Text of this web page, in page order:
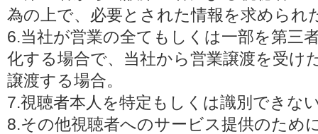
為の上で、必要とされた情報を求められ
6.当社が営業の全てもしくは一部を第三
化する場合で、当社から営業譲渡を受け
譲渡する場合。
7.視聴者本人を特定もしくは識別できな
8.その他視聴者へのサービス提供のため